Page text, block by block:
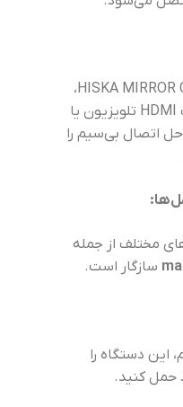
برای استفاده از HISKA MIRROR CAST HR-30،
فقط کافی است آن را به پورت HDMI تلویزیون یا
اتصال بی‌سیم را
:
مختلف از جمله
سازگار است.
این دستگاه را
حمل کنید.